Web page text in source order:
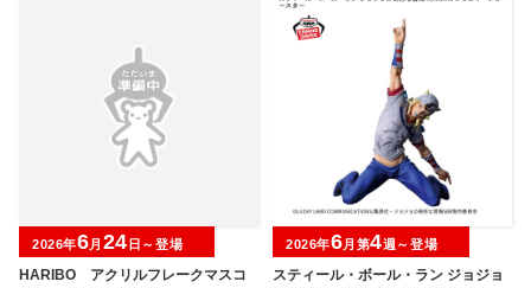
HARIBO アクリルフレークマスコ
2026年6月 24 日～登場
スティール・ボール・ラン ジョジョ
2026年6月第4週～登場